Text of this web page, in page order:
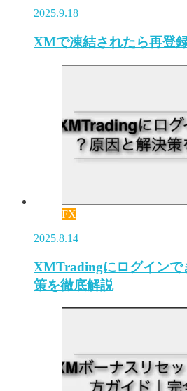
2025.9.18
XMで凍結されたら再登
FX
2025.8.14
XMTradingにログインで
策を徹底解説